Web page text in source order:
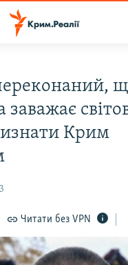
Крим
Читати без VPN